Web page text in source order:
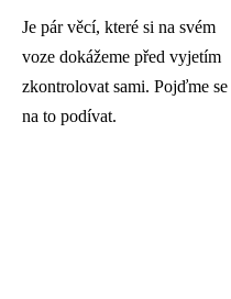
Je pár věcí, které si na svém
voze dokážeme před vyjetím
zkontrolovat sami. Pojďme se
na to podívat.